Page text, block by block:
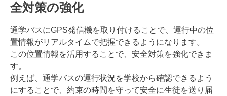
全対策の強化
通学バスにGPS発信機を取り付けることで、運行中の位
置情報がリアルタイムで把握できるようになります。
この位置情報を活用することで、安全対策を強化できま
す。
例えば、通学バスの運行状況を学校から確認できるよう
にすることで、約束の時間を守って安全に生徒を送り届